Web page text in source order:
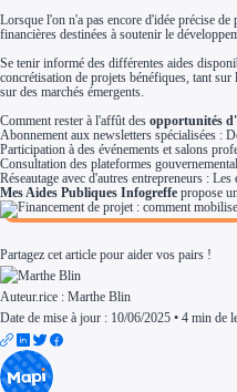
Outre-
Nos tarifs
Ressources
Blog
Nos
Lorsque l'on n'a pas encore d'idée précise de
financières destinées à soutenir le
Se tenir informé des différentes aides
concrétisation de projets bénéfiques, tant
sur des marchés émergents.
Comment rester à l'affût des opportunités
Abonnement aux newsletters spécialisées :
Participation à des événements et salons
Consultation des plateformes
Réseautage avec d'autres entrepreneurs :
Mes Aides Publiques Infogreffe propose
Partagez cet article pour aider vos pairs !
Auteur.rice : Marthe Blin
Date de mise à jour : 10/06/2025 • 4 min de